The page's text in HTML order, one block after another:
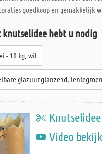
goedkoop en gemakkelijk
hebt u nodig
- 10 kg, wit
glazuur glanzend, lentegroen
Knutselidee
Video